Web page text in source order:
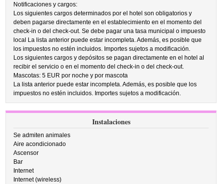
Notificaciones y cargos:
Los siguientes cargos determinados por el hotel son obligatorios y
deben pagarse directamente en el establecimiento en el momento del
check-in o del check-out. Se debe pagar una tasa municipal o impuesto
local La lista anterior puede estar incompleta. Además, es posible que
los impuestos no estén incluidos. Importes sujetos a modificación.
Los siguientes cargos y depósitos se pagan directamente en el hotel al
recibir el servicio o en el momento del check-in o del check-out.
Mascotas: 5 EUR por noche y por mascota
La lista anterior puede estar incompleta. Además, es posible que los
impuestos no estén incluidos. Importes sujetos a modificación.
Instalaciones
Se admiten animales
Aire acondicionado
Ascensor
Bar
Internet
Internet (wireless)